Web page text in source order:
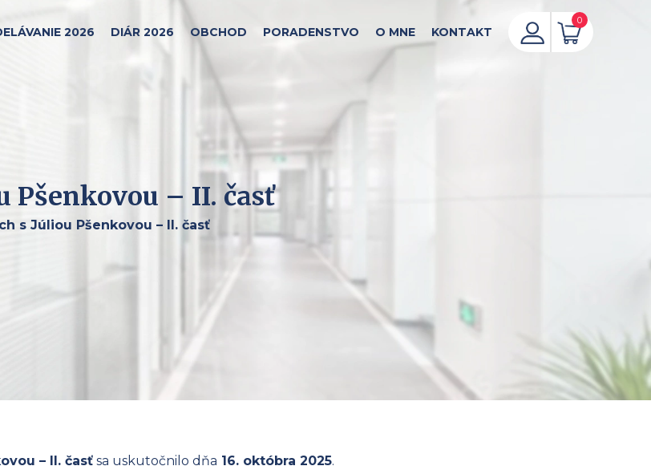
2026 DIÁR 2026 OBCHOD PORADENSTVO O MNE KONTAKT
0
Pšenkovou – II. časť
s Júliou Pšenkovou – II. časť
– II. časť sa uskutočnilo dňa 16. októbra 2025.